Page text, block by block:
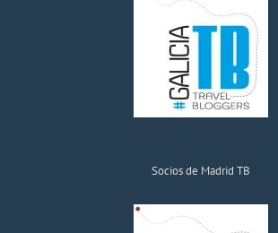
Socios de Madrid TB